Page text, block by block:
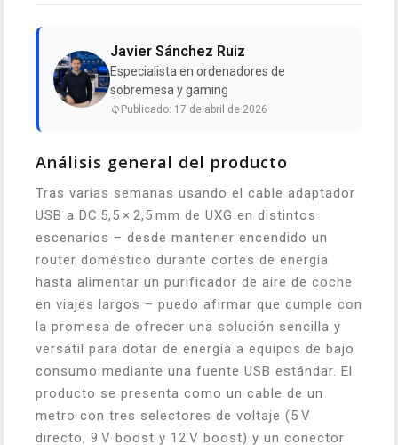
Javier Sánchez Ruiz
Especialista en ordenadores de
sobremesa y gaming
Publicado: 17 de abril de 2026
Análisis general del producto
Tras varias semanas usando el cable adaptador
USB a DC 5,5 × 2,5 mm de UXG en distintos
escenarios – desde mantener encendido un
router doméstico durante cortes de energía
hasta alimentar un purificador de aire de coche
en viajes largos – puedo afirmar que cumple con
la promesa de ofrecer una solución sencilla y
versátil para dotar de energía a equipos de bajo
consumo mediante una fuente USB estándar. El
producto se presenta como un cable de un
metro con tres selectores de voltaje (5 V
directo, 9 V boost y 12 V boost) y un conector